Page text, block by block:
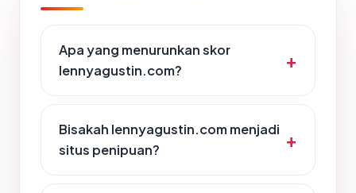
Apa yang menurunkan skor
lennyagustin.com?
Bisakah lennyagustin.com menjadi
situs penipuan?